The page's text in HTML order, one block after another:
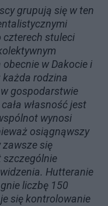
grupują się w ten
czterech stuleci
w Dakocie i
każda rodzina
gospodarstwie
własność jest
wynosi
osiągnąwszy
zawsze się
szczególnie
Hutteranie
liczbę 150
się kontrolowanie